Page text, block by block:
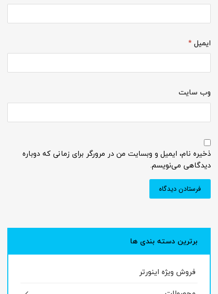
ایمیل *
وب‌ سایت
ذخیره نام، ایمیل و وبسایت من در مرورگر برای زمانی که دوباره
دیدگاهی می‌نویسم.
برترین دسته بندی ها
فروش ویژه اینورتر